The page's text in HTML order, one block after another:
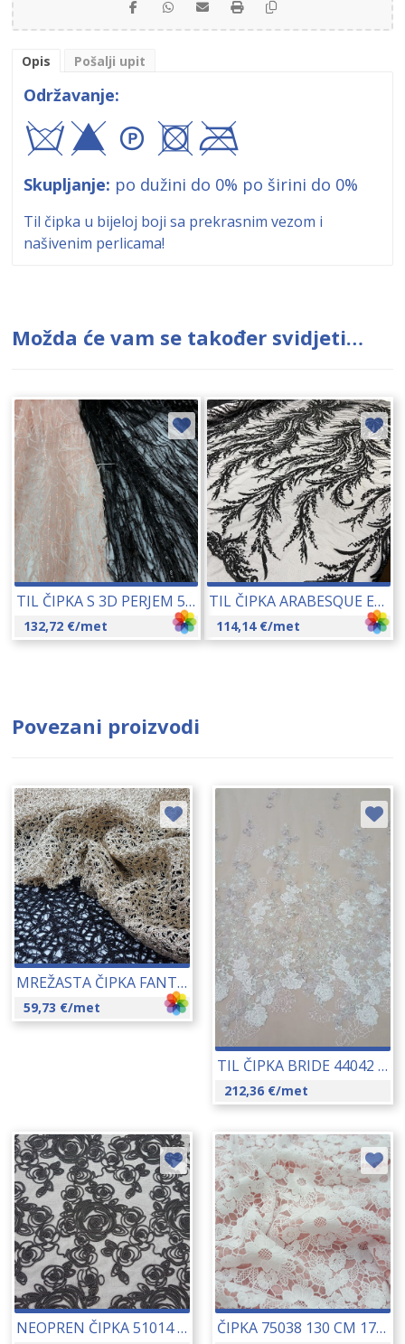
Opis Pošalji upit
Održavanje:
syA+$
Skupljanje: po dužini do 0% po širini do 0%
Til čipka u bijeloj boji sa prekrasnim vezom i
našivenim perlicama!
Možda će vam se također svidjeti…
TIL ČIPKA S 3D PERJEM 55017 150 CM 19023
132,72 €/met
TIL ČIPKA ARABESQUE EMBROIDERY (G34038) 135 CM 22098
114,14 €/met
Povezani proizvodi
MREŽASTA ČIPKA FANTASIA 33002 115 CM 17103
59,73 €/met
TIL ČIPKA BRIDE 44042 145 CM 16199
212,36 €/met
NEOPREN ČIPKA 51014 155 CM 17094 ČIPKA 75038 130 CM 17140